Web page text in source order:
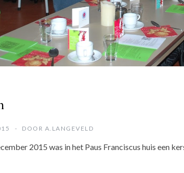
DOOR A.LANGEVELD
2015 was in het Paus Franciscus huis een